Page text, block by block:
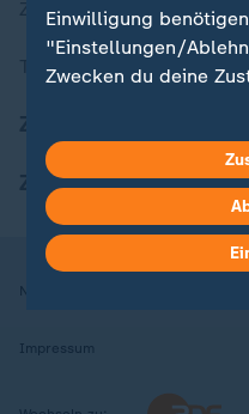
ZDFheute Stories
Themen im Überblick
ZDFheute Apps
Nutzungsbedingungen
Impressum
Einwilligung
"Einstellungen/
Zwecken du deine
in deinen
Hier findest du das
Weitere Informationen
Datenschutzerklärung.